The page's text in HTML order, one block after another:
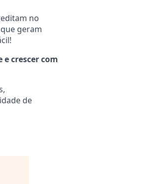
no
geram
crescer com
de